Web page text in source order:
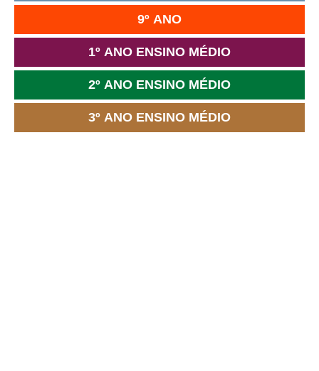
9º ANO
1º ANO ENSINO MÉDIO
2º ANO ENSINO MÉDIO
3º ANO ENSINO MÉDIO